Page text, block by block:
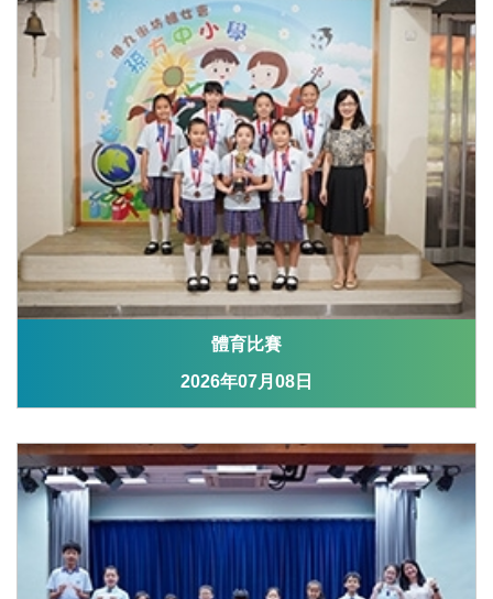
體育比賽
2026年07月08日